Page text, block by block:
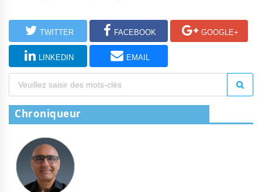
TWITTER FACEBOOK GOOGLE+
LINKEDIN EMAIL
Chroniqueur